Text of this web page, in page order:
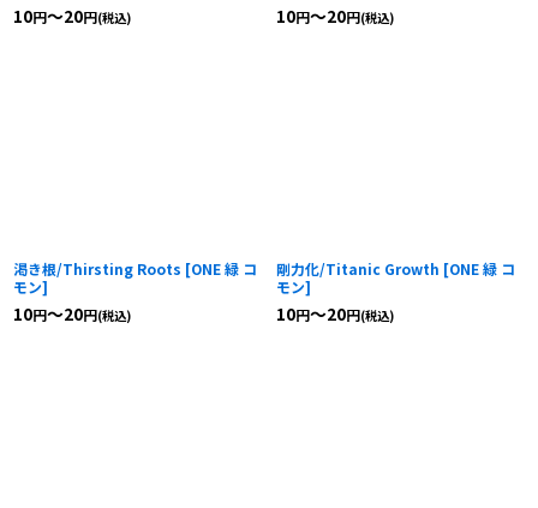
10円～20円(税込) 10円～20円(税込)
渇き根/Thirsting Roots [ONE 緑 コ
モン]
10円～20円(税込)
剛力化/Titanic Growth [ONE 緑 コ
モン]
10円～20円(税込)